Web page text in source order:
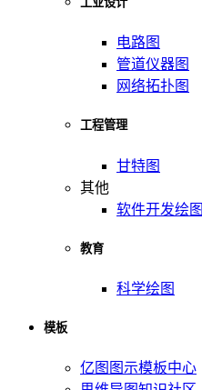
电路图
管道仪器图
网络拓扑图
工程管理
甘特图
其他
软件开发绘图
教育
科学绘图
模板
亿图图示模板中心